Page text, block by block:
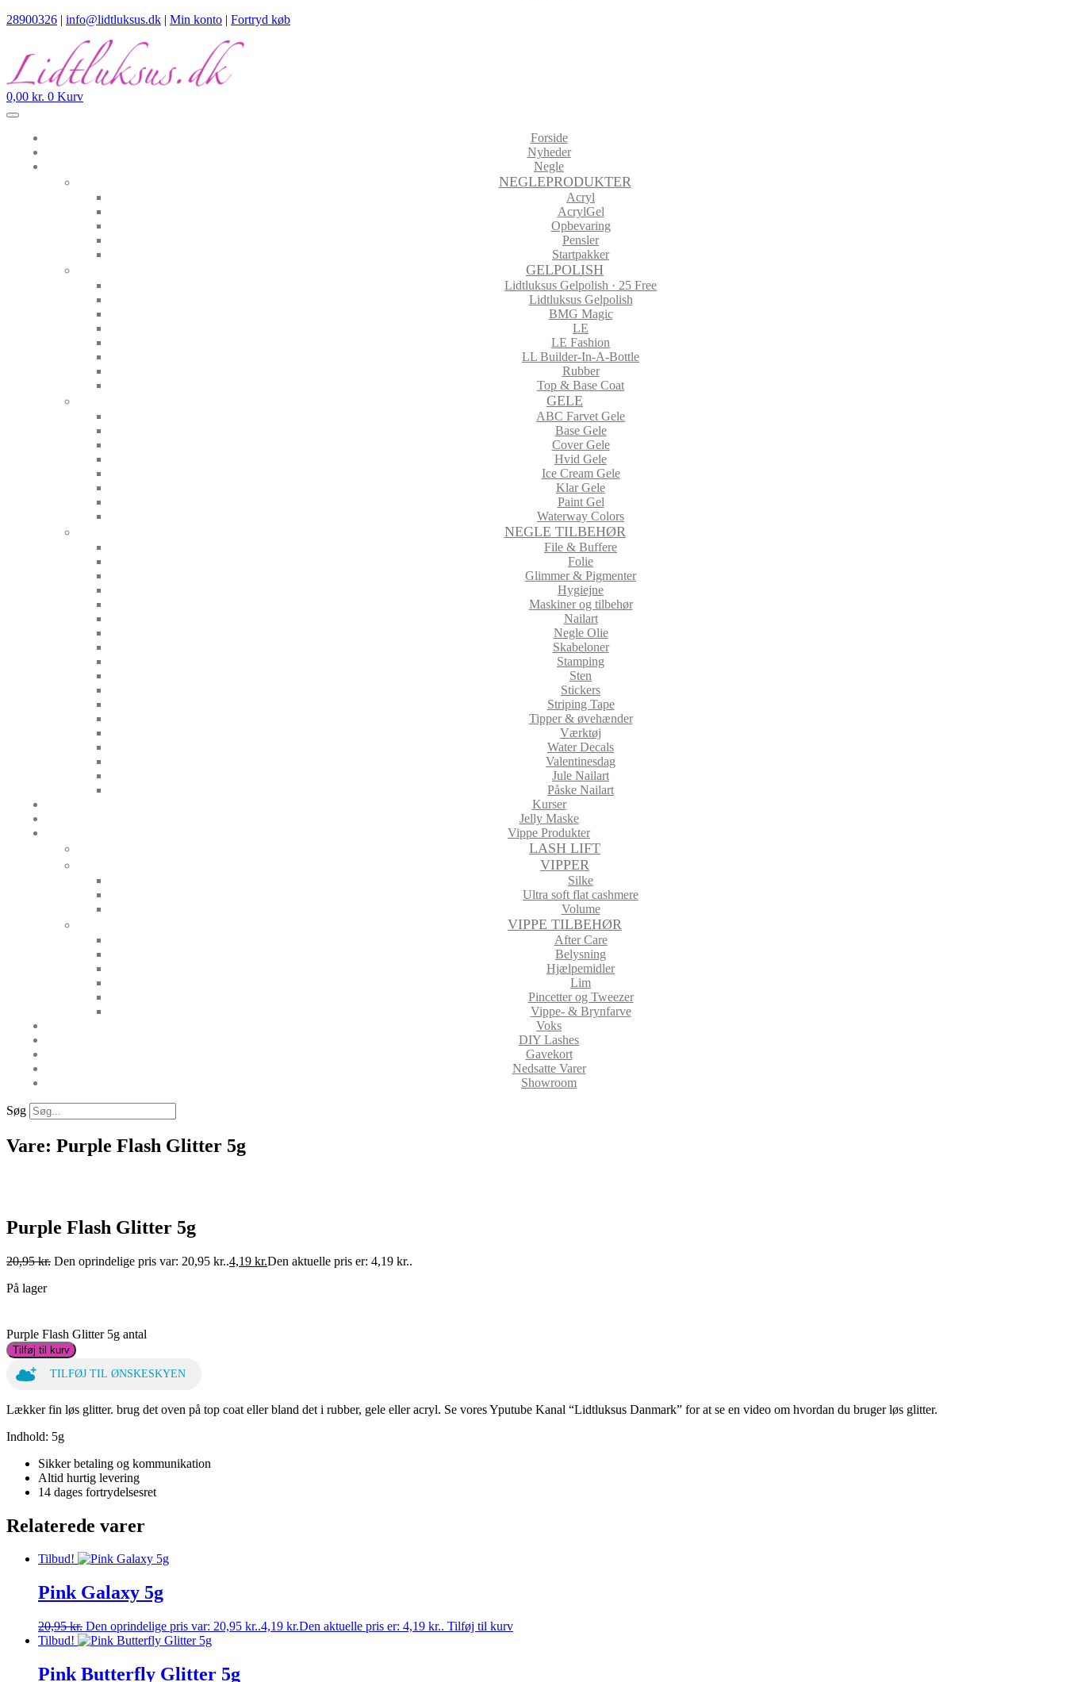
28900326 | info@lidtluksus.dk | Min konto | Fortryd køb
0,00 kr. 0 Kurv
Forside
Nyheder
Negle
NEGLEPRODUKTER
Acryl
AcrylGel
Opbevaring
Pensler
Startpakker
GELPOLISH
Lidtluksus Gelpolish · 25 Free
Lidtluksus Gelpolish
BMG Magic
LE
LE Fashion
LL Builder-In-A-Bottle
Rubber
Top & Base Coat
GELE
ABC Farvet Gele
Base Gele
Cover Gele
Hvid Gele
Ice Cream Gele
Klar Gele
Paint Gel
Waterway Colors
NEGLE TILBEHØR
File & Buffere
Folie
Glimmer & Pigmenter
Hygiejne
Maskiner og tilbehør
Nailart
Negle Olie
Skabeloner
Stamping
Sten
Stickers
Striping Tape
Tipper & øvehænder
Værktøj
Water Decals
Valentinesdag
Jule Nailart
Påske Nailart
Kurser
Jelly Maske
Vippe Produkter
LASH LIFT
VIPPER
Silke
Ultra soft flat cashmere
Volume
VIPPE TILBEHØR
After Care
Belysning
Hjælpemidler
Lim
Pincetter og Tweezer
Vippe- & Brynfarve
Voks
DIY Lashes
Gavekort
Nedsatte Varer
Showroom
Søg
Vare: Purple Flash Glitter 5g
Purple Flash Glitter 5g
20,95kr. Den oprindelige pris var: 20,95 kr..4,19 kr.Den aktuelle pris er: 4,19 kr..
På lager
Purple Flash Glitter 5g antal
Tilføj til kurv
TILFØJ TIL ØNSKESKYEN
Lækker fin løs glitter. brug det oven på top coat eller bland det i rubber, gele eller acryl. Se vores Yputube Kanal “Lidtluksus Danmark” for at se en video om hvordan du bruger løs glitter.
Indhold: 5g
Sikker betaling og kommunikation
Altid hurtig levering
14 dages fortrydelsesret
Relaterede varer
Tilbud!
Pink Galaxy 5g
20,95kr. Den oprindelige pris var: 20,95 kr..4,19 kr.Den aktuelle pris er: 4,19 kr.. Tilføj til kurv
Tilbud!
Pink Butterfly Glitter 5g